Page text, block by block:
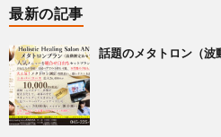
最新の記事
話題のメタトロン（波